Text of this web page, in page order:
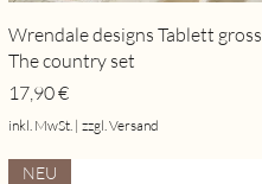
Schnellansicht
Wrendale designs Tablett gross
The country set
Preis
17,90 €
inkl. MwSt. | zzgl. Versand
NEU